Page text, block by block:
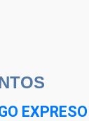
EXPRESO